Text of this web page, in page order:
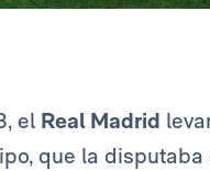
el Real Madrid
que la